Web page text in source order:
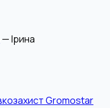
— Ірина
Gromostar